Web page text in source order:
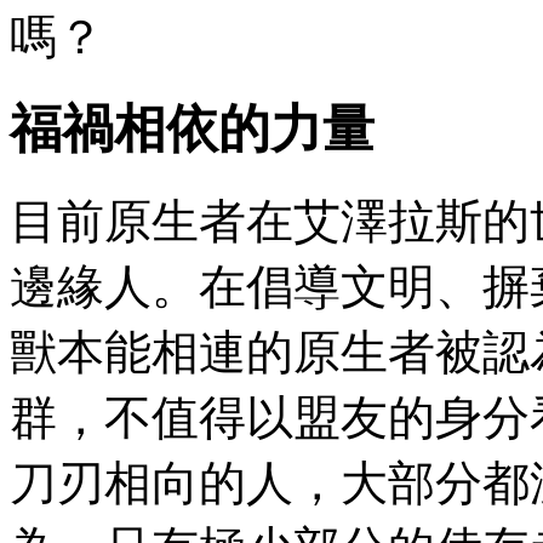
嗎？
福禍相依的力量
目前原生者在艾澤拉斯
邊緣人。在倡導文明、
獸本能相連的原生者被
群，不值得以盟友的身
刀刃相向的人，大部分